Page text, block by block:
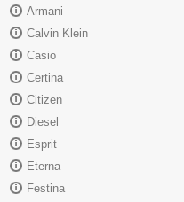
Armani
Calvin Klein
Casio
Certina
Citizen
Diesel
Esprit
Eterna
Festina